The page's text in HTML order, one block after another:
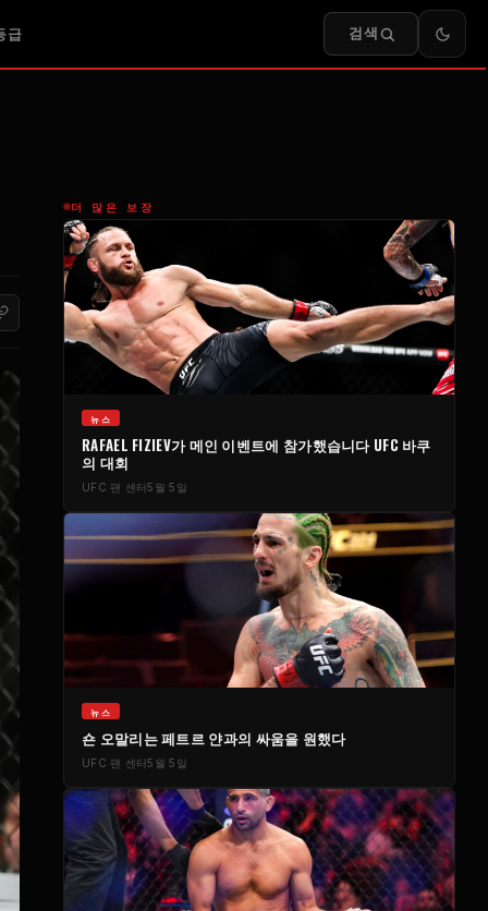
급 검색
더 많은 보장
뉴스
RAFAEL FIZIEV가 메인 이벤트에 참가했습니다 UFC 바쿠
의 대회
UFC 팬 센터5월 5일
뉴스
숀 오말리는 페트르 얀과의 싸움을 원했다
UFC 팬 센터5월 5일